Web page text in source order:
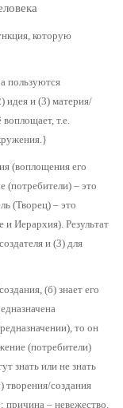
которую
пользуются
идея и (3) материя/
т.е.
(воплощения его
(потребители) – это
(Творец) – это
и Иерархия). Результат
и (3) для
(б) знает его
то он
(потребители)
знать или не знать
творения/создания
причина – невежество.